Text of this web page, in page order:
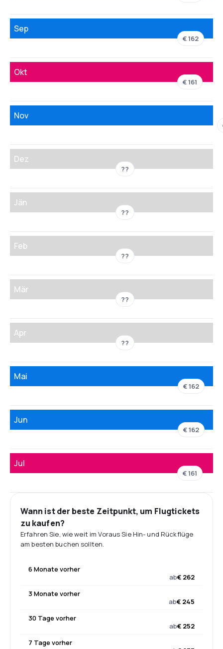
Sep
€ 162
Okt
€ 161
Nov
Dez
??
Jän
??
Feb
??
Mär
??
Apr
??
Mai
€ 162
Jun
€ 162
Jul
€ 161
Wann ist der beste Zeitpunkt, um Flugtickets
zu kaufen?
Erfahren Sie, wie weit im Voraus Sie Hin- und Rückflüge
am besten buchen sollten.
6 Monate vorher
ab€ 262
3 Monate vorher
ab€ 245
30 Tage vorher
ab€ 252
7 Tage vorher